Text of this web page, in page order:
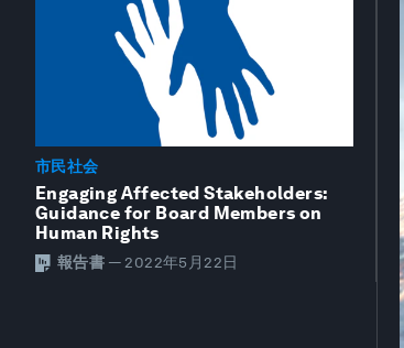
市民社会
Engaging Affected Stakeholders:
Guidance for Board Members on
Human Rights
報告書 — 2022年5月22日